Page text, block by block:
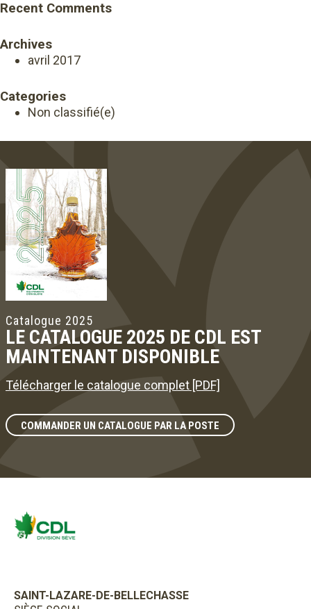
Recent Comments
Archives
avril 2017
Categories
Non classifié(e)
Catalogue 2025
LE CATALOGUE 2025 DE CDL EST
MAINTENANT DISPONIBLE
Télécharger le catalogue complet [PDF]
COMMANDER UN CATALOGUE PAR LA POSTE
SAINT-LAZARE-DE-BELLECHASSE